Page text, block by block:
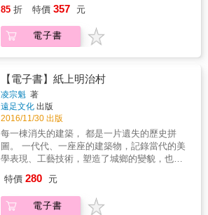
日本人在文獻典籍上書寫過在臺灣的「妖
怪」、「神魔」、「異譚」等相關的文字記
載，成為一個臺灣妖怪與怪談目錄。 & 本書目
標讀者： 1. 對於臺灣妖怪與怪譚具有興趣的一
般民眾。 2. 有志創造出臺灣的奇幻世界觀的創
作者可以當作參考書。 3. 適合十二歲以上的讀
者閱讀。 4. 研究臺灣風俗與歷史的研究者作為
參考書、目錄書。 5. 教育界可以拿來作為教材
使用。
最美的傳說》，這就是現今流傳古希臘神話妖
者；日本有柳田國男《遠野物語》，桃山人的
《繪本百物語》，小泉八雲的《怪談》，日本
當今所有的妖怪故事可以說都源流於此；中國
現今中國文化裡的通俗怪譚。然而臺灣呢？從
以前到現在，從來沒有人以全面性、系譜性地
蒐集臺灣歷史典籍中出現過的妖怪、神魔與怪
譚的紀錄。 & 作者何敬堯花費數年構思、查找
資料、最終編寫成《妖怪臺灣：三百年島嶼奇
幻誌‧妖鬼神遊卷》這本書。蒐羅臺灣從四百年
前（1624年）到戰後（1945年），共計321年
時代、日本時代中，曾經有過西方人、漢人、
日本人在文獻典籍上書寫過在臺灣的「妖
怪」、「神魔」、「異譚」等相關的文字記
樣的離島老屋樣貌與歷史記憶，再次喚起台灣
人對老屋的珍視！ 聽離島老屋說故事， 深度挖
掘截然不同的建築特色 老屋顏團隊再花一年時
以及旅行聖地澎湖，小鎮裡留下的僑匯洋樓、
閩南建築、芹壁聚落的石頭屋、就地取材的咾
咕石屋盡是故事。透過兩人獨到的觀察，引領
我們回味被時光遺忘的聚落，以另一種角度去
認識不同於台灣傳統民居的建築風情與人文歷
史。 尋訪30間特色老屋 感受最溫暖的台灣人情
與生活記憶 從日式官宿、民居到戰後老公寓等
30間逾半世紀的老房子，除了有新任經營者進
駐老空間的再利用案例，現今許多老屋仍是
新興大旅社都已橫跨三世代，透過各家族後代
85 折 特價 357 元
電子書
【電子書】紙上明治村
凌宗魁 著
遠足文化 出版
2016/11/30 出版
每一棟消失的建築， 都是一片遺失的歷史拼
圖。 一代代、一座座的建築物，記錄當代的美
學表現、工藝技術，塑造了城鄉的變貌，也呈
的見證。 雖然每棟建築建立之初，都被期許堅
固永恆立於大地，但建築材質有其極限，能夠
千秋萬世留存的建築非常稀少。展示威權的房
特價 280 元
電子書